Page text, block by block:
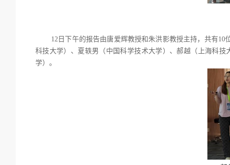
12 日下午的报告由唐爱辉教授和朱洪影教授主持，共有10
科技大学）、夏轶男（中国科学技术大学）、郝越（上海科技
学）。